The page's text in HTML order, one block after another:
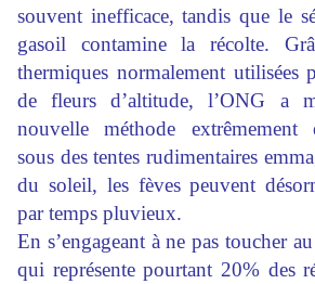
souvent inefficace, tandis que le
gasoil contamine la récolte.
thermiques normalement utilisées
de fleurs d’altitude, l’ONG a
nouvelle méthode extrêmement
sous des tentes rudimentaires
du soleil, les fèves peuvent
par temps pluvieux.
En s’engageant à ne pas toucher
qui représente pourtant 20% des